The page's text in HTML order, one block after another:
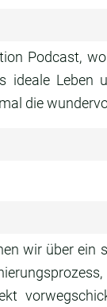
Podcast,
Leben
die
wir über ein